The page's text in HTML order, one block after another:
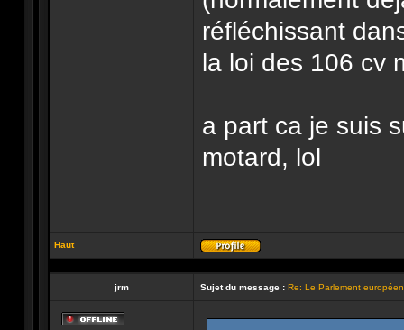
réfléchissant
la loi des 106 cv
a part ca je suis
motard, lol
Haut
Profil
jrm Sujet du message : Re: Le Parlement